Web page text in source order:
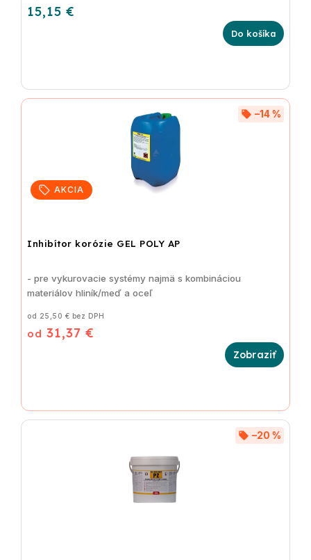
15,15 €
Do košíka
AKCIA
Inhibítor korózie GEL POLY AP
–14 %
od 25,50 € bez DPH
od 31,37 €
- pre vykurovacie systémy najmä s kombináciou
materiálov hliník/meď a oceľ
–20 %